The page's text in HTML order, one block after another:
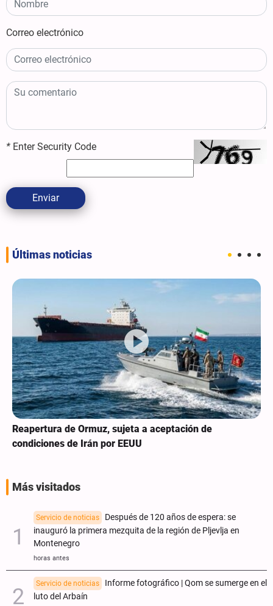
Correo electrónico
* Enter Security Code
Enviar
Últimas noticias
Reapertura de Ormuz, sujeta a aceptación de
condiciones de Irán por EEUU
Más visitados
Servicio de noticias
Después de 120 años de espera: se
inauguró la primera mezquita de la región de Pljevlja en
Montenegro
horas antes
Servicio de noticias
Informe fotográfico | Qom se sumerge en el
luto del Arbaín